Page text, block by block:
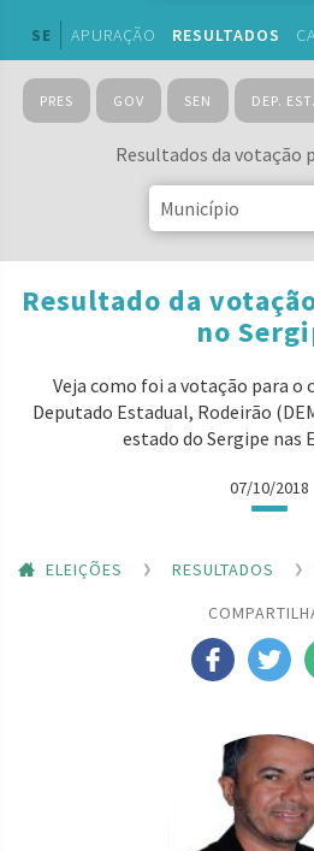
SE APURAÇÃO RESULTADOS
PRES GOV SEN DEP.
Resultados da votação
Resultado da
no
Veja como foi a votação para o
Deputado Estadual, Rodeirão
estado do Sergipe nas
07/10/2018
ELEIÇÕES RESULTADOS